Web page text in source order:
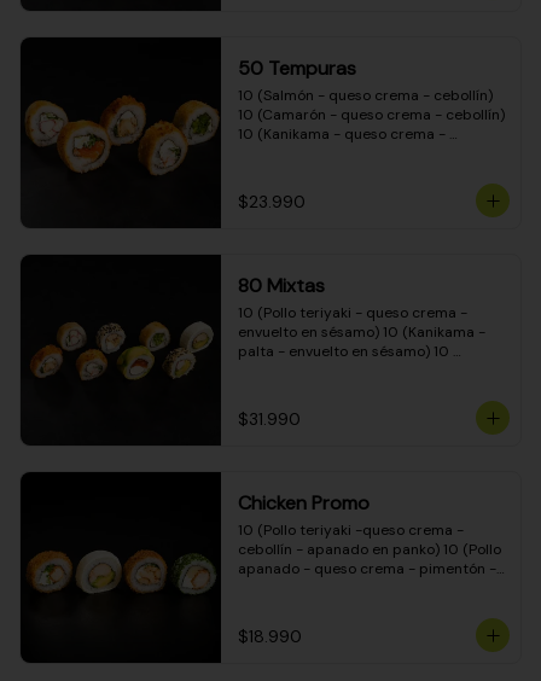
50 Tempuras
10 (Salmón - queso crema - cebollín)
10 (Camarón - queso crema - cebollín)
10 (Kanikama - queso crema -
crema - cebollín)
$23.990
80 Mixtas
10 (Pollo teriyaki - queso crema -
envuelto en sésamo) 10 (Kanikama -
palta - envuelto en sésamo) 10
envuelto en queso crema) 10
(Camarón - queso crema - cebollín -
teriyaki - queso crema - cebollín -
envuelto en masa tempura) 10
(Pimentón - queso crema - cebollín -
envuelto en masa tempura)
$31.990
Chicken Promo
10 (Pollo teriyaki -queso crema -
cebollín - apanado en panko) 10 (Pollo
apanado - queso crema - pimentón -
ciboulette) 10 (Pollo teriyaki - palta -
envuelto en queso crema)
$18.990